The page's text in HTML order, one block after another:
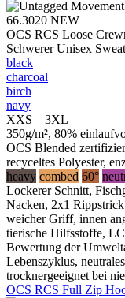
66.3020 NEW
OCS RCS Loose
Schwerer Unisex
black
charcoal
birch
navy
XXS – 3XL
350g/m², 80%
OCS Blended
recyceltes Polyester,
heavy combed 60°
Lockerer Schnitt,
Nacken, 2x1
weicher Griff, innen
tierische Hilfsstoffe,
Bewertung der
Lebenszyklus,
trocknergeeignet bei
OCS RCS Full Zip